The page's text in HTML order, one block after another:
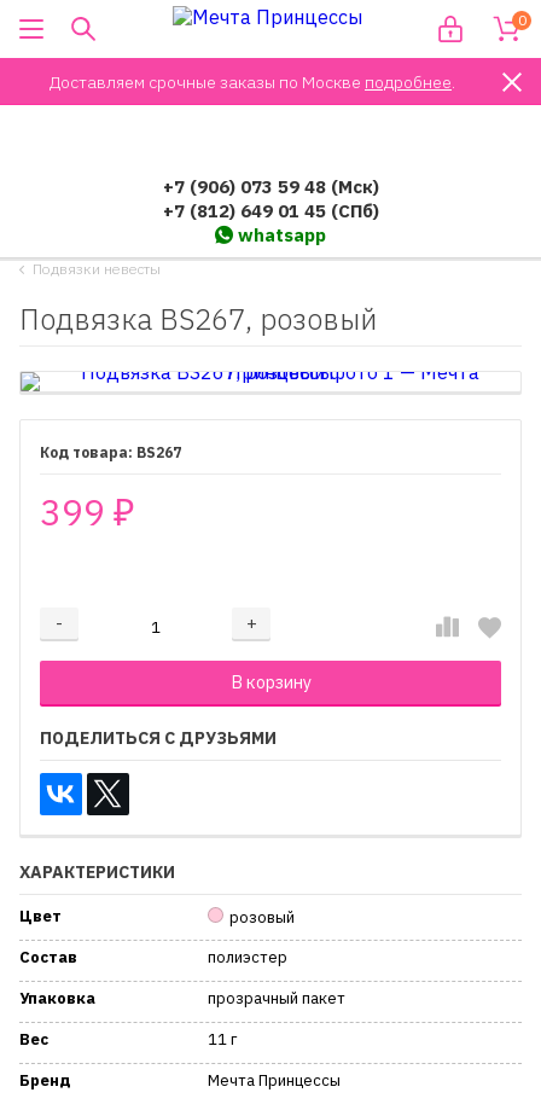
Доставляем срочные заказы по Москве подробнее.
0
+7 (906) 073 59 48 (Мск)
+7 (812) 649 01 45 (СПб)
whatsapp
Подвязки невесты
Подвязка BS267, розовый
BS267
399 ₽
- +
Добавляется...
В корзину
Добавлен
ПОДЕЛИТЬСЯ С ДРУЗЬЯМИ
ХАРАКТЕРИСТИКИ
Цвет
розовый
Состав
полиэстер
Упаковка
прозрачный пакет
Вес
11 г
Бренд
Мечта Принцессы